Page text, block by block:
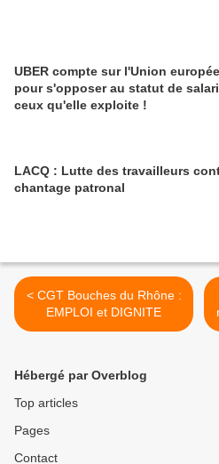
UBER compte sur l'Union
pour s'opposer au statut de
ceux qu'elle exploite !
LACQ : Lutte des travailleurs
chantage patronal
< CGT Bouches du Rhône :
EMPLOI et DIGNITE
Hébergé par Overblog
Top articles
Pages
Contact